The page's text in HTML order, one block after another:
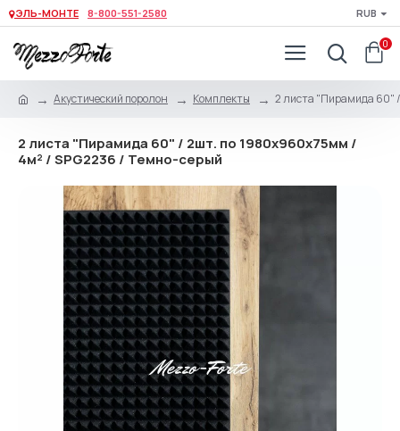
ЭЛЬ-МОНТЕ 8-800-551-2580 RUB
0
Акустический поролон Комплекты 2 листа "Пирамида 60"
2 листа "Пирамида 60" / 2шт. по 1980х960х75мм /
4м² / SPG2236 / Темно-серый